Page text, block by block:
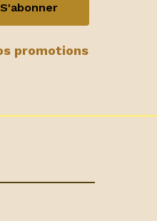
promotions